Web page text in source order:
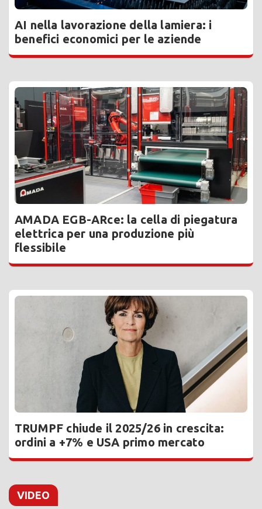
AI nella lavorazione della lamiera: i
benefici economici per le aziende
AMADA EGB-ARce: la cella di piegatura
elettrica per una produzione più
flessibile
TRUMPF chiude il 2025/26 in crescita:
ordini a +7% e USA primo mercato
VIDEO